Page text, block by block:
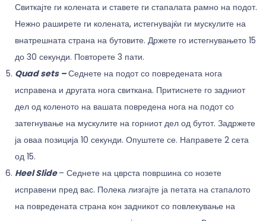
Свиткајте ги колената и ставете ги стапалата рамно на подот.
Нежно раширете ги колената, истегнувајќи ги мускулите на
внатрешната страна на бутовите. Држете го истегнувањето 15
до 30 секунди. Повторете 3 пати.
Quad sets–Седнете на подот со повредената нога
исправена и другата нога свиткана. Притиснете го задниот
дел од коленото на вашата повредена нога на подот со
затегнување на мускулите на горниот дел од бутот. Задржете
ја оваа позиција 10 секунди. Опуштете се. Направете 2 сета
од 15.
Heel Slide– Седнете на цврста површина со нозете
исправени пред вас. Полека лизгајте ја петата на стапалото
на повредената страна кон задникот со повлекување на